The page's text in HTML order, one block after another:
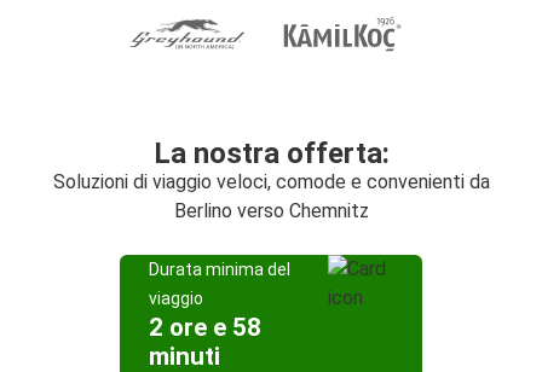
La nostra offerta:
Soluzioni di viaggio veloci, comode e convenienti da
Berlino verso Chemnitz
Durata minima del
viaggio
2 ore e 58
minuti